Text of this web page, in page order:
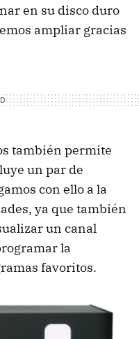
en su disco duro
ampliar gracias
también permite
un par de
con ello a la
ya que también
un canal
la
favoritos.